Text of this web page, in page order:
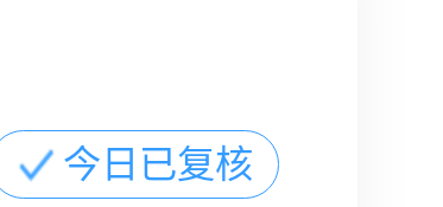
今日已复核